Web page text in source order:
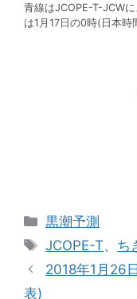
青線はJCOPE-T-JCW
は1月17日の0時(日本時
カ
テ
リ
黒潮予測
タ
グ
JCOPE-T、 ち
2018年1月26
表)